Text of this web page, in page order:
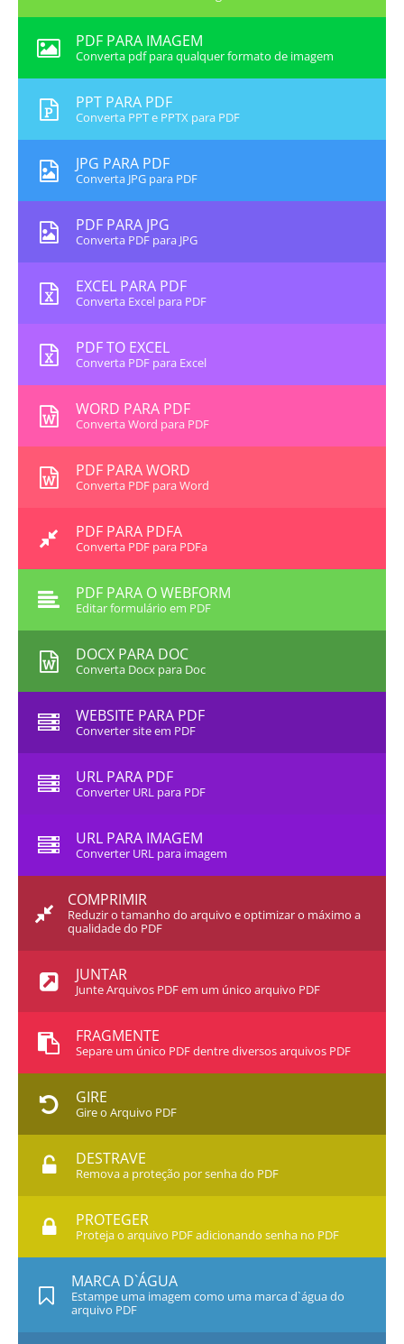
PDF PARA IMAGEM
Converta pdf para qualquer formato de imagem
PPT PARA PDF
Converta PPT e PPTX para PDF
JPG PARA PDF
Converta JPG para PDF
PDF PARA JPG
Converta PDF para JPG
EXCEL PARA PDF
Converta Excel para PDF
PDF TO EXCEL
Converta PDF para Excel
WORD PARA PDF
Converta Word para PDF
PDF PARA WORD
Converta PDF para Word
PDF PARA PDFA
Converta PDF para PDFa
PDF PARA O WEBFORM
Editar formulário em PDF
DOCX PARA DOC
Converta Docx para Doc
WEBSITE PARA PDF
Converter site em PDF
URL PARA PDF
Converter URL para PDF
URL PARA IMAGEM
Converter URL para imagem
COMPRIMIR
Reduzir o tamanho do arquivo e optimizar o máximo a
qualidade do PDF
JUNTAR
Junte Arquivos PDF em um único arquivo PDF
FRAGMENTE
Separe um único PDF dentre diversos arquivos PDF
GIRE
Gire o Arquivo PDF
DESTRAVE
Remova a proteção por senha do PDF
PROTEGER
Proteja o arquivo PDF adicionando senha no PDF
MARCA D`ÁGUA
Estampe uma imagem como uma marca d`água do
arquivo PDF